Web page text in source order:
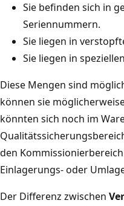
Sie befinden sich in
Seriennummern.
Sie liegen in
Sie liegen in
Diese Mengen sind
können sie
könnten sich noch im
den
Einlagerungs- oder
Der Differenz zwischen